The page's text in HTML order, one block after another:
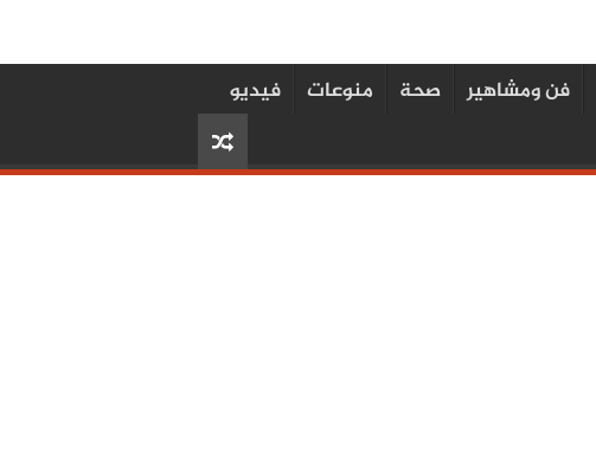
فن ومشاهير صحة منوعات فيديو